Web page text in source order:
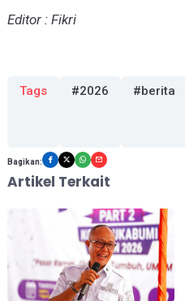
Editor : Fikri
Tags #2026 #berita
Bagikan:
Artikel Terkait